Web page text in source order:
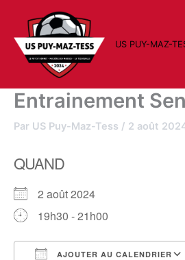
contenu
US PUY-MAZ-
Entrainement
Par US Puy-Maz-Tess / 2 août
QUAND
2 août 2024
19h30 - 21h00
AJOUTER AU CALENDRIER